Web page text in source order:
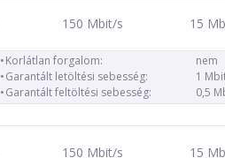
150 Mbit/s 15
Korlátlan forgalom:
nem
Garantált letöltési sebesség:
1
Garantált feltöltési sebesség:
0,5
150 Mbit/s 15